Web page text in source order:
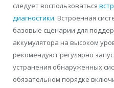
следует воспользоваться
диагностики. Встроенная
базовые сценарии для
аккумулятора на высоком
рекомендуют регулярно
устранения обнаруженных
обязательном порядке